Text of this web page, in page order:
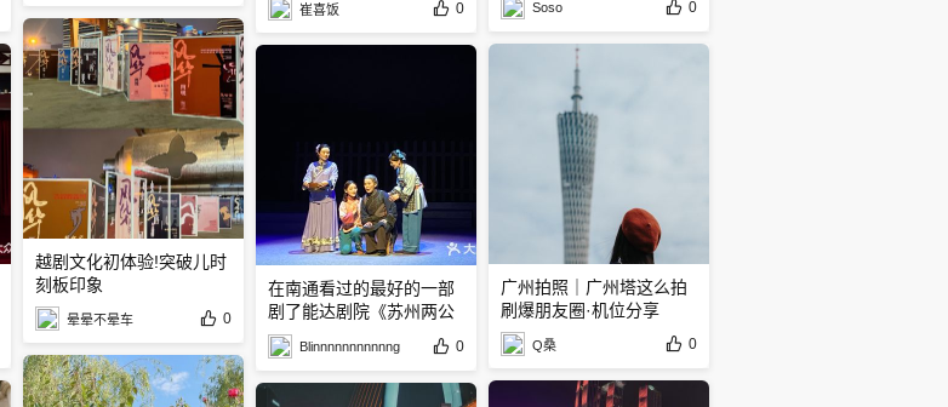
越剧文化初体验!突破儿时
刻板印象
晕晕不晕车 0
崔喜饭 0
在南通看过的最好的一部
剧了能达剧院《苏州两公
差》
Blinnnnnnnnnnng 0
Soso 0
广州拍照｜广州塔这么拍
刷爆朋友圈·机位分享️
Q桑 0